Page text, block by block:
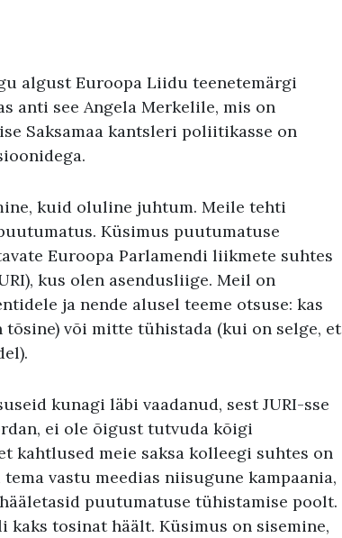
algust Euroopa Liidu teenetemärgi
anti see Angela Merkelile, mis on
Saksamaa kantsleri poliitikasse on
kuid oluline juhtum. Meile tehti
Küsimus puutumatuse
Euroopa Parlamendi liikmete suhtes
kus olen asendusliige. Meil on
ja nende alusel teeme otsuse: kas
või mitte tühistada (kui on selge, et
kunagi läbi vaadanud, sest JURI-sse
ei ole õigust tutvuda kõigi
kahtlused meie saksa kolleegi suhtes on
vastu meedias niisugune kampaania,
puutumatuse tühistamise poolt.
tosinat häält. Küsimus on sisemine,